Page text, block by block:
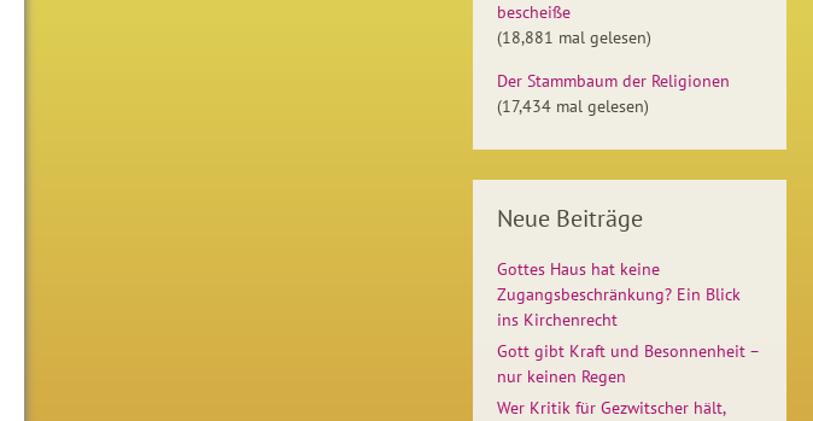
bescheiße
(18,881 mal gelesen)
Der Stammbaum der Religionen
(17,434 mal gelesen)
Neue Beiträge
Gottes Haus hat keine
Zugangsbeschränkung? Ein Blick
ins Kirchenrecht
Gott gibt Kraft und Besonnenheit –
nur keinen Regen
Wer Kritik für Gezwitscher hält,